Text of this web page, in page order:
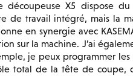
découpeuse X5 dispose du
de travail intégré, mais la
en synergie avec
sur la machine. J’ai
je peux programmer les
total de la tête de coupe,